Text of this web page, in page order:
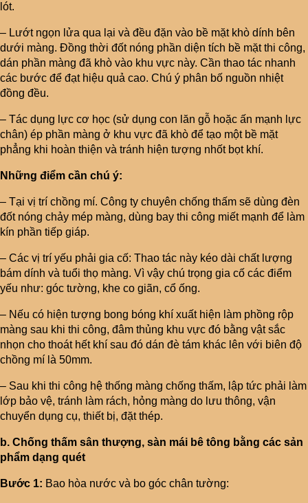
lót.
– Lướt ngọn lửa qua lại và đều đặn vào bề mặt khò dính bên
dưới màng. Đồng thời đốt nóng phần diện tích bề mặt thi công,
dán phần màng đã khò vào khu vực này. Cần thao tác nhanh
các bước để đạt hiệu quả cao. Chú ý phân bố nguồn nhiệt
đồng đều.
– Tác dụng lực cơ học (sử dụng con lăn gỗ hoặc ấn mạnh lực
chân) ép phần màng ở khu vực đã khò để tạo một bề mặt
phẳng khi hoàn thiện và tránh hiện tượng nhốt bọt khí.
Những điểm cần chú ý:
– Tại vị trí chồng mí. Công ty chuyên chống thấm sẽ dùng đèn
đốt nóng chảy mép màng, dùng bay thi công miết mạnh để làm
kín phần tiếp giáp.
– Các vị trí yếu phải gia cố: Thao tác này kéo dài chất lượng
bám dính và tuổi thọ màng. Vì vậy chú trọng gia cố các điểm
yếu như: góc tường, khe co giãn, cổ ống.
– Nếu có hiện tượng bong bóng khí xuất hiện làm phồng rộp
màng sau khi thi công, đâm thủng khu vực đó bằng vật sắc
nhọn cho thoát hết khí sau đó dán đè tám khác lên với biên độ
chồng mí là 50mm.
– Sau khi thi công hệ thống màng chống thấm, lập tức phải làm
lớp bảo vệ, tránh làm rách, hỏng màng do lưu thông, vận
chuyển dụng cụ, thiết bị, đặt thép.
b. Chống thấm sân thượng, sàn mái bê tông bằng các sản
phẩm dạng quét
Bước 1: Bao hòa nước và bo góc chân tường: